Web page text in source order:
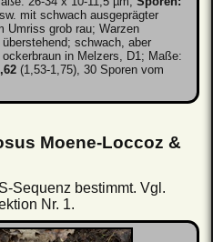
mit schwach ausgeprägter
Umriss grob rau; Warzen
schwach, aber
in Melzers, D1; Maße:
(1,53-1,75), 30 Sporen vom
Moene-Loccoz &
Sequenz bestimmt. Vgl.
Nr. 1.